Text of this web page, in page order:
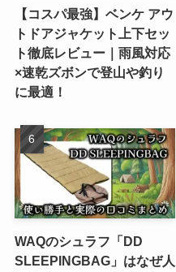
【コスパ最強】ベンケ アウ
トドアジャケット上下セッ
ト徹底レビュー｜雨風対応
×速乾ズボンで登山や釣り
に最適！
WAQのシュラフ「DD
SLEEPINGBAG」はなぜ人